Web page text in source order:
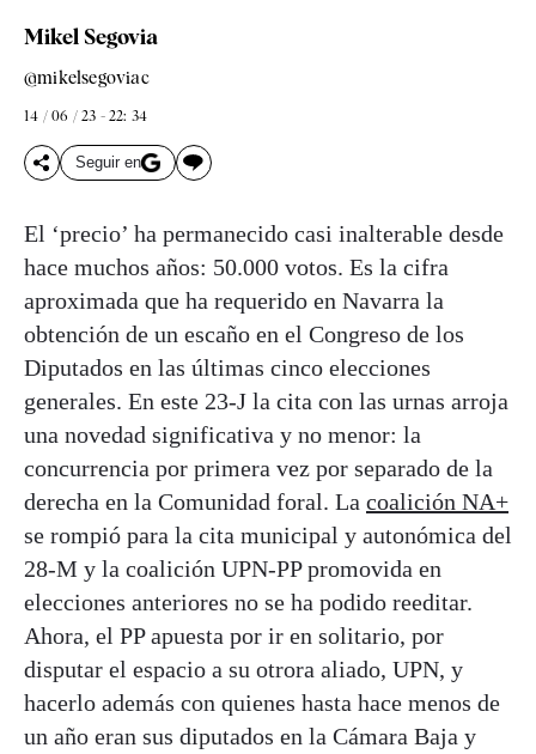
Mikel Segovia
@mikelsegoviac
14 / 06 / 23 - 22: 34
Seguir en
El ‘precio’ ha permanecido casi inalterable desde
hace muchos años: 50.000 votos. Es la cifra
aproximada que ha requerido en Navarra la
obtención de un escaño en el Congreso de los
Diputados en las últimas cinco elecciones
generales. En este 23-J la cita con las urnas arroja
una novedad significativa y no menor: la
concurrencia por primera vez por separado de la
derecha en la Comunidad foral. La coalición NA+
se rompió para la cita municipal y autonómica del
28-M y la coalición UPN-PP promovida en
elecciones anteriores no se ha podido reeditar.
Ahora, el PP apuesta por ir en solitario, por
disputar el espacio a su otrora aliado, UPN, y
hacerlo además con quienes hasta hace menos de
un año eran sus diputados en la Cámara Baja y